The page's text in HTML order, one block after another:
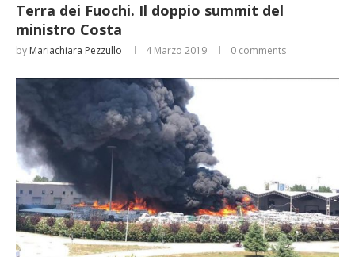
Terra dei Fuochi. Il doppio summit del
ministro Costa
by Mariachiara Pezzullo 4 Marzo 2019 0 comments